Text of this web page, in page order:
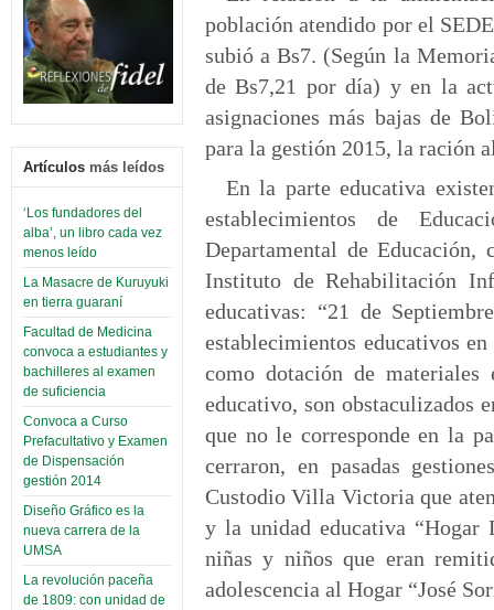
Artículos más leídos
‘Los fundadores del
alba’, un libro cada vez
menos leído
La Masacre de Kuruyuki
en tierra guaraní
Facultad de Medicina
convoca a estudiantes y
bachilleres al examen
de suficiencia
Convoca a Curso
Prefacultativo y Examen
de Dispensación
gestión 2014
Diseño Gráfico es la
nueva carrera de la
UMSA
La revolución paceña
de 1809: con unidad de
población atendido por el
subió a Bs7. (Según la
de Bs7,21 por día) y en la
asignaciones más bajas de
para la gestión 2015, la ración
En la parte educativa
establecimientos de
Departamental de
Instituto de Rehabilitación
educativas: “21 de
establecimientos educativos
como dotación de materiales
educativo, son obstaculizados
que no le corresponde en la
cerraron, en pasadas
Custodio Villa Victoria que
y la unidad educativa “Hogar
niñas y niños que eran
adolescencia al Hogar “José